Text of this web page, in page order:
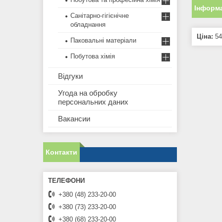
Ціна:
Санітарно-гігієнічне
обладнання
Паковальні матеріали
Побутова хімія
Відгуки
Угода на обробку
персональних даних
Вакансии
Контакти
+380 (48) 233-20-00
+380 (73) 233-20-00
+380 (68) 233-20-00